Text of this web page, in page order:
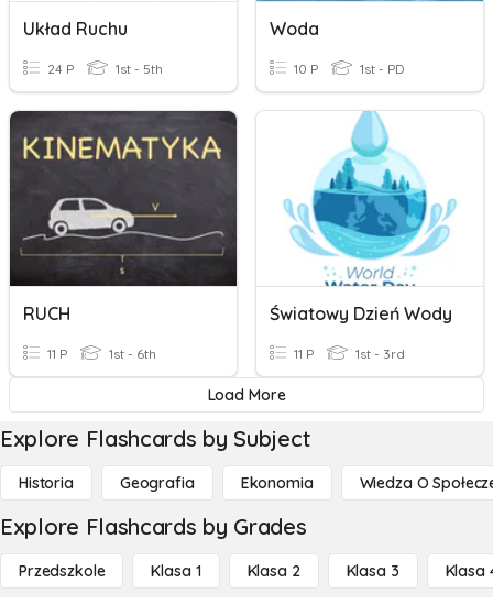
Układ Ruchu
24 P 1st - 5th
Woda
10 P 1st - PD
RUCH
11 P 1st - 6th
Światowy Dzień Wody
11 P 1st - 3rd
Load More
Explore Flashcards by Subject
Historia Geografia Ekonomia Wiedza O
Explore Flashcards by Grades
Przedszkole Klasa 1 Klasa 2 Klasa 3 Klasa